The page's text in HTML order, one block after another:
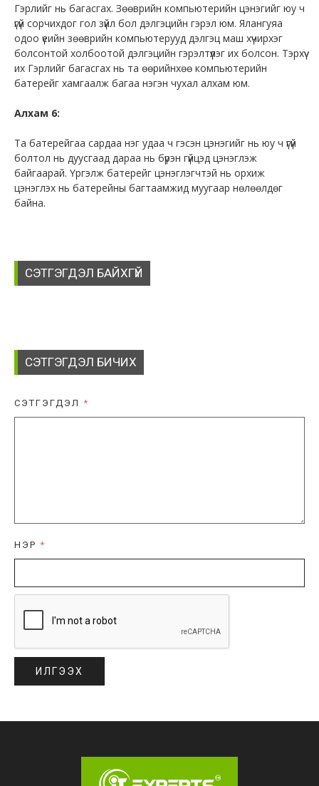
Гэрлийг нь багасгах. Зөөврийн компьютерийн цэнэгийг юу ч
үгүй сорчихдог гол зүйл бол дэлгэцийн гэрэл юм. Ялангуяа
одоо үеийн зөөврийн компьютерууд дэлгэц маш хүчирхэг
болсонтой холбоотой дэлгэцийн гэрэлтүүлэг их болсон. Тэрхүү
их Гэрлийг багасгах нь та өөрийнхөө компьютерийн
батерейг хамгаалж багаа нэгэн чухал алхам юм.
Алхам 6:
Та батерейгаа сардаа нэг удаа ч гэсэн цэнэгийг нь юу ч үгүй
болтол нь дуусгаад дараа нь бүрэн гүйцэд цэнэглэж
байгаарай. Үргэлж батерейг цэнэглэгчтэй нь орхиж
цэнэглэх нь батерейны багтаамжид муугаар нөлөөлдөг
байна.
СЭТГЭГДЭЛ БАЙХГҮЙ
СЭТГЭГДЭЛ БИЧИХ
СЭТГЭГДЭЛ *
НЭР *